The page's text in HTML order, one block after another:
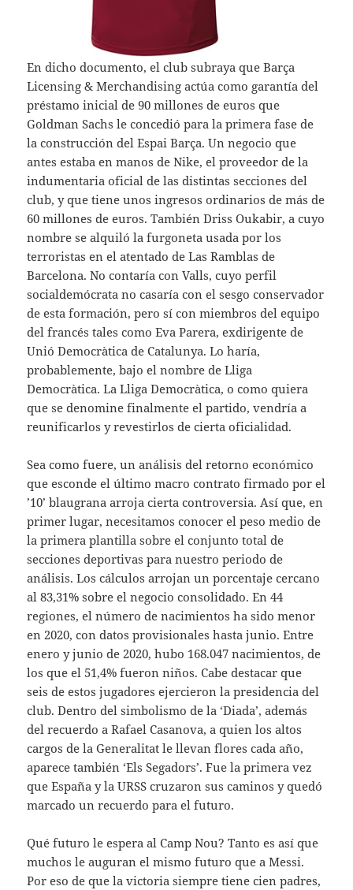
En dicho documento, el club subraya que Barça
Licensing & Merchandising actúa como garantía del
préstamo inicial de 90 millones de euros que
Goldman Sachs le concedió para la primera fase de
la construcción del Espai Barça. Un negocio que
antes estaba en manos de Nike, el proveedor de la
indumentaria oficial de las distintas secciones del
club, y que tiene unos ingresos ordinarios de más de
60 millones de euros. También Driss Oukabir, a cuyo
nombre se alquiló la furgoneta usada por los
terroristas en el atentado de Las Ramblas de
Barcelona. No contaría con Valls, cuyo perfil
socialdemócrata no casaría con el sesgo conservador
de esta formación, pero sí con miembros del equipo
del francés tales como Eva Parera, exdirigente de
Unió Democràtica de Catalunya. Lo haría,
probablemente, bajo el nombre de Lliga
Democràtica. La Lliga Democràtica, o como quiera
que se denomine finalmente el partido, vendría a
reunificarlos y revestirlos de cierta oficialidad.
Sea como fuere, un análisis del retorno económico
que esconde el último macro contrato firmado por el
’10’ blaugrana arroja cierta controversia. Así que, en
primer lugar, necesitamos conocer el peso medio de
la primera plantilla sobre el conjunto total de
secciones deportivas para nuestro periodo de
análisis. Los cálculos arrojan un porcentaje cercano
al 83,31% sobre el negocio consolidado. En 44
regiones, el número de nacimientos ha sido menor
en 2020, con datos provisionales hasta junio. Entre
enero y junio de 2020, hubo 168.047 nacimientos, de
los que el 51,4% fueron niños. Cabe destacar que
seis de estos jugadores ejercieron la presidencia del
club. Dentro del simbolismo de la ‘Diada’, además
del recuerdo a Rafael Casanova, a quien los altos
cargos de la Generalitat le llevan flores cada año,
aparece también ‘Els Segadors’. Fue la primera vez
que España y la URSS cruzaron sus caminos y quedó
marcado un recuerdo para el futuro.
Qué futuro le espera al Camp Nou? Tanto es así que
muchos le auguran el mismo futuro que a Messi.
Por eso de que la victoria siempre tiene cien padres,